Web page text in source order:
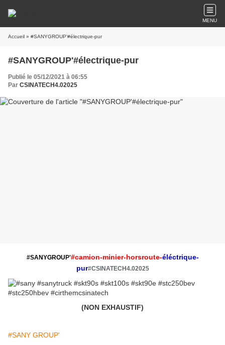
MENU
Accueil » #SANYGROUP'#électrique-pur
#SANYGROUP'#électrique-pur
Publié le 05/12/2021 à 06:55
Par CSINATECH4.02025
#SANYGROUP'#camion-minier-horsroute-éléctrique-
pur#CSINATECH4.02025
(NON EXHAUSTIF)
#SANY GROUP'